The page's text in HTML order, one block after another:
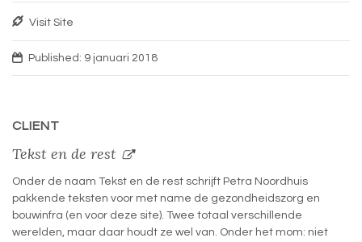
Visit Site
Published: 9 januari 2018
CLIENT
Tekst en de rest
Onder de naam Tekst en de rest schrijft Petra Noordhuis
pakkende teksten voor met name de gezondheidszorg en
bouwinfra (en voor deze site). Twee totaal verschillende
werelden, maar daar houdt ze wel van. Onder het mom: niet